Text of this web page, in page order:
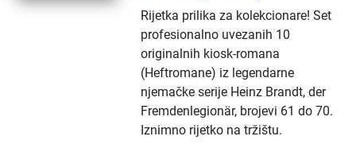
Rijetka prilika za kolekcionare! Set
profesionalno uvezanih 10
originalnih kiosk-romana
(Heftromane) iz legendarne
njemačke serije Heinz Brandt, der
Fremdenlegionär, brojevi 61 do 70.
Iznimno rijetko na tržištu.